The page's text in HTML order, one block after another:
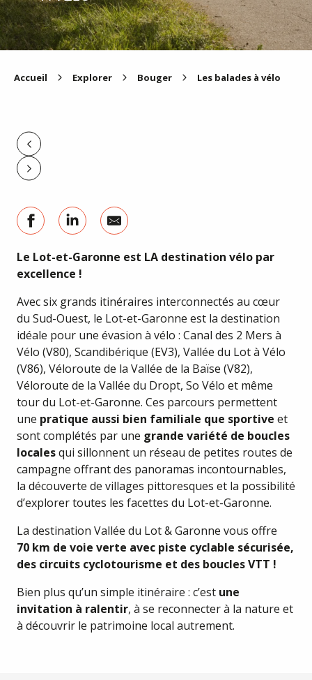
Accueil Explorer Bouger Les balades à vélo
Le Lot-et-Garonne est LA destination vélo par
excellence !
Avec six grands itinéraires interconnectés au cœur
du Sud-Ouest, le Lot-et-Garonne est la destination
idéale pour une évasion à vélo : Canal des 2 Mers à
Vélo (V80), Scandibérique (EV3), Vallée du Lot à Vélo
(V86), Véloroute de la Vallée de la Baïse (V82),
Véloroute de la Vallée du Dropt, So Vélo et même
tour du Lot-et-Garonne. Ces parcours permettent
une pratique aussi bien familiale que sportive et
sont complétés par une grande variété de boucles
localesqui sillonnent un réseau de petites routes de
campagne offrant des panoramas incontournables,
la découverte de villages pittoresques et la possibilité
d’explorer toutes les facettes du Lot-et-Garonne.
La destination Vallée du Lot & Garonne vous offre
70 km de voie verte avec piste cyclable sécurisée,
des circuits cyclotourisme et des boucles VTT !
Bien plus qu’un simple itinéraire : c’est une
invitation à ralentir, à se reconnecter à la nature et
à découvrir le patrimoine local autrement.